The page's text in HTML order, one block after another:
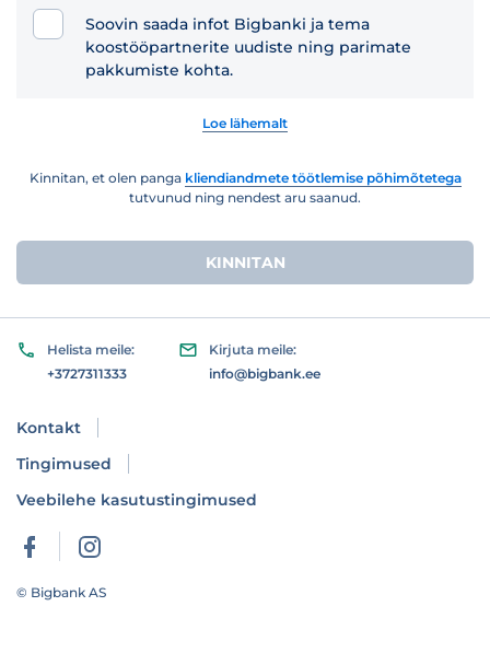
Soovin saada infot Bigbanki ja tema
koostööpartnerite uudiste ning parimate
pakkumiste kohta.
Loe lähemalt
Kinnitan, et olen panga kliendiandmete töötlemise põhimõtetega
tutvunud ning nendest aru saanud.
KINNITAN
Kontakt
Tingimused
Veebilehe kasutustingimused
Helista meile:
+3727311333
Kirjuta meile:
info@bigbank.ee
© Bigbank AS